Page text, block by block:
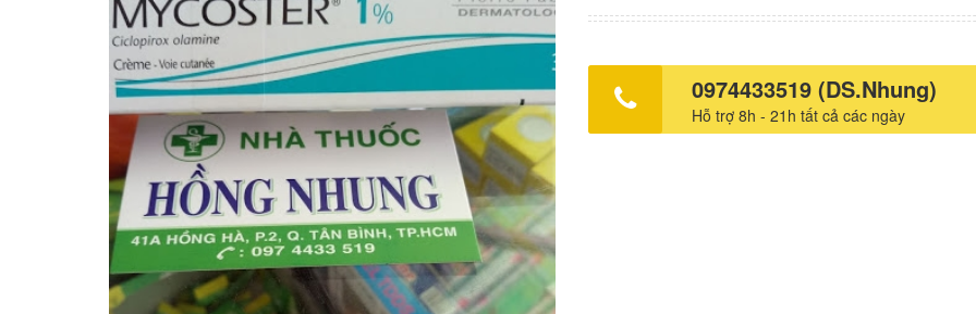
nhất hiện nay là gì? HIV lây theo những con đường
nhiễm HIV thường như thế nào? Thuốc PEP có miễn phí
ai được phát thuốc PEP không tốn tiền? Ai là người dễ bị
HIV nhất? Nên mua thuốc PEP chuẩn nhất ở đâu? Phác
0974433519 (DS.Nhung)
Hỗ trợ 8h - 21h tất cả các ngày